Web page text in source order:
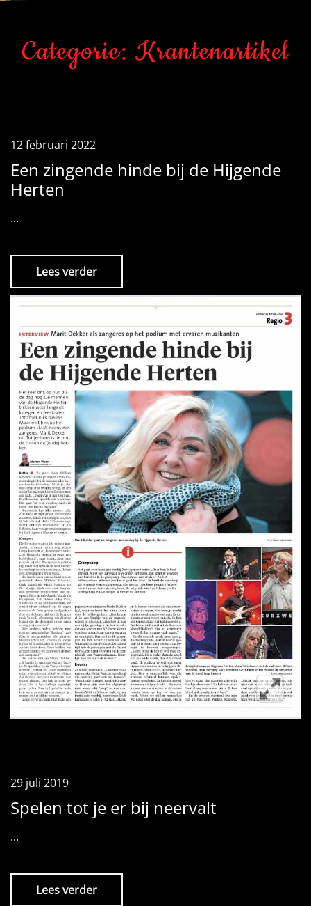
Categorie: Krantenartikel
12 februari 2022
Een zingende hinde bij de Hijgende
Herten
...
Lees verder
29 juli 2019
Spelen tot je er bij neervalt
...
Lees verder